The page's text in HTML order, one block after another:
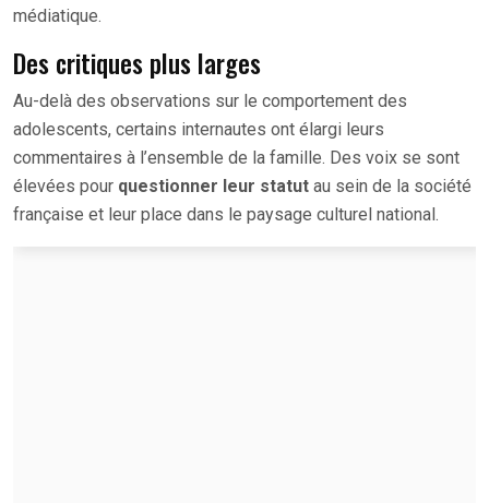
médiatique.
Des critiques plus larges
Au-delà des observations sur le comportement des
adolescents, certains internautes ont élargi leurs
commentaires à l’ensemble de la famille. Des voix se sont
élevées pour questionner leur statut au sein de la société
française et leur place dans le paysage culturel national.